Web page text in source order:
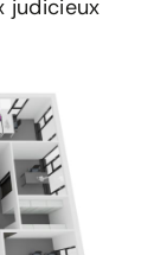
judicieux